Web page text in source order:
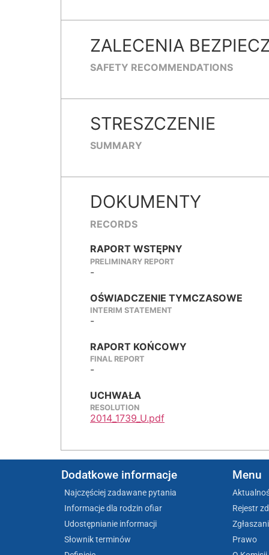
ZALECENIA
SAFETY RECOMMENDATIONS
STRESZCZENIE
SUMMARY
DOKUMENTY
RECORDS
RAPORT WSTĘPNY
PRELIMINARY REPORT
-
OŚWIADCZENIE TYMCZASOWE
INTERIM STATEMENT
-
RAPORT KOŃCOWY
FINAL REPORT
-
UCHWAŁA
RESOLUTION
2014_1739_U.pdf
Dodatkowe informacje
Najczęściej zadawane pytania
Informacje dla rodzin ofiar
Udostępnianie informacji
Słownik terminów
Menu
Rejestr
Prawo